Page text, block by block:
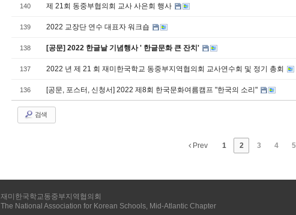
140 제 21회 동중부협의회 교사 사은회 행사
139 2022 교장단 연수 대표자 워크숍
138 [공문] 2022 한글날 기념행사 ' 한글문화 큰 잔치'
137 2022 년 제 21 회 재미한국학교 동중부지역협의회 교사연수회 및 정기 총회
136 [공문, 포스터, 신청서] 2022 제8회 한국문화여름캠프 "한국의 소리"
검색
Prev 1 2 3 4 5
재미한국학교동중부지역협의회
The National Association for Korean Schools, Mid-Atlantic Chapter